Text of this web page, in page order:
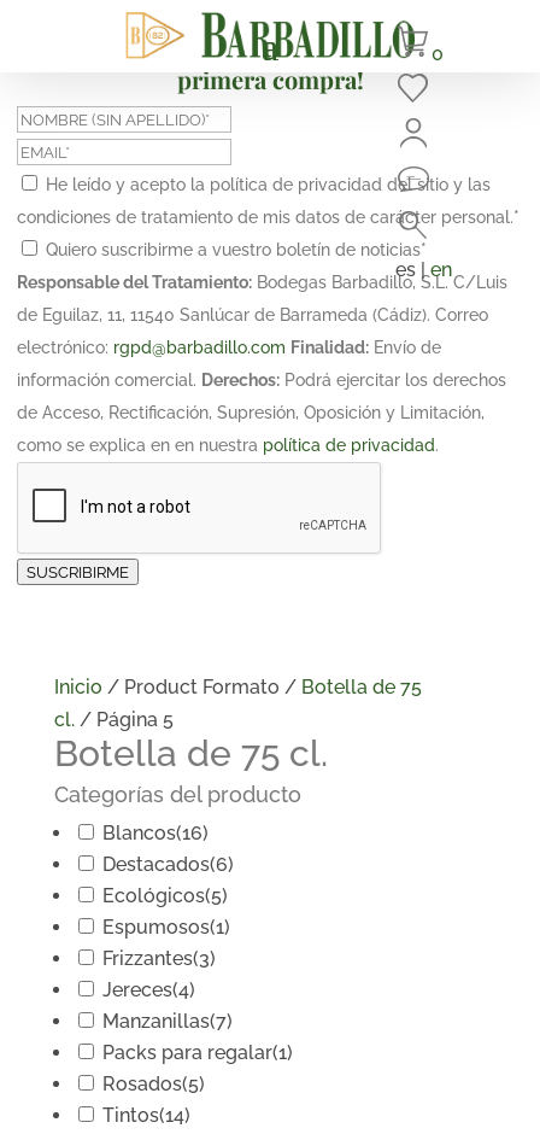
¡Suscríbete y obtén un 10% de descuento en tu
primera compra!
He leído y acepto la política de privacidad del sitio y las
condiciones de tratamiento de mis datos de carácter personal.*
Quiero suscribirme a vuestro boletín de noticias*
Responsable del Tratamiento: Bodegas Barbadillo, S.L. C/Luis
de Eguilaz, 11, 11540 Sanlúcar de Barrameda (Cádiz). Correo
electrónico: rgpd@barbadillo.com Finalidad: Envío de
información comercial. Derechos: Podrá ejercitar los derechos
de Acceso, Rectificación, Supresión, Oposición y Limitación,
como se explica en en nuestra política de privacidad.
SUSCRIBIRME
0
es |en
Inicio / Product Formato / Botella de 75
cl./ Página 5
Botella de 75 cl.
Categorías del producto
Blancos(16)
Destacados(6)
Ecológicos(5)
Espumosos(1)
Frizzantes(3)
Jereces(4)
Manzanillas(7)
Packs para regalar(1)
Rosados(5)
Tintos(14)